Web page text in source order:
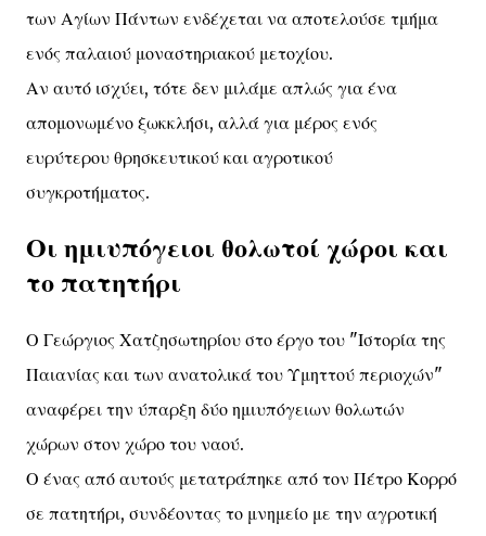
των Αγίων Πάντων ενδέχεται να αποτελούσε τμήμα
ενός παλαιού μοναστηριακού μετοχίου.
Αν αυτό ισχύει, τότε δεν μιλάμε απλώς για ένα
απομονωμένο ξωκκλήσι, αλλά για μέρος ενός
ευρύτερου θρησκευτικού και αγροτικού
συγκροτήματος.
Οι ημιυπόγειοι θολωτοί χώροι και
το πατητήρι
Ο Γεώργιος Χατζησωτηρίου στο έργο του "Ιστορία της
Παιανίας και των ανατολικά του Υμηττού περιοχών"
αναφέρει την ύπαρξη δύο ημιυπόγειων θολωτών
χώρων στον χώρο του ναού.
Ο ένας από αυτούς μετατράπηκε από τον Πέτρο Κορρό
σε πατητήρι, συνδέοντας το μνημείο με την αγροτική